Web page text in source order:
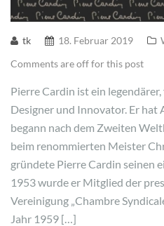
tk 18. Februar 2019
Comments are off for this post
Pierre Cardin ist ein
Designer und Innovator. Er
begann nach dem Zweiten
beim renommierten Meister
gründete Pierre Cardin seinen
1953 wurde er Mitglied der
Vereinigung „Chambre
Jahr 1959 […]